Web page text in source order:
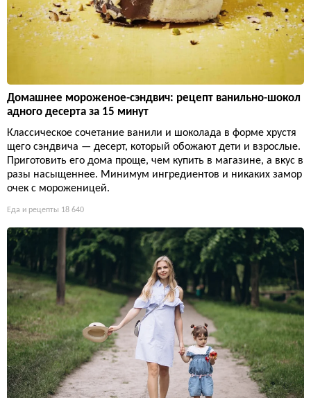
Домашнее мороженое-сэндвич: рецепт ванильно-шокол
адного десерта за 15 минут
Классическое сочетание ванили и шоколада в форме хрустя
щего сэндвича — десерт, который обожают дети и взрослые.
Приготовить его дома проще, чем купить в магазине, а вкус в
разы насыщеннее. Минимум ингредиентов и никаких замор
очек с мороженицей.
Еда и рецепты 18 640